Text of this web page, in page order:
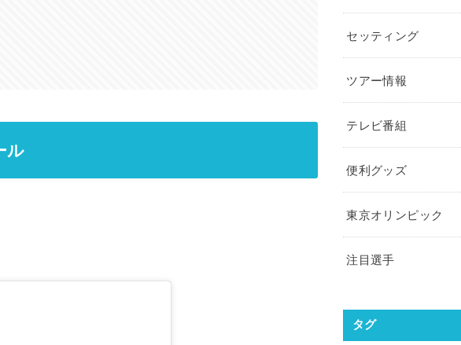
ル
セッティング
ツアー情報
テレビ番組
便利グッズ
東京オリンピック
注目選手
タグ